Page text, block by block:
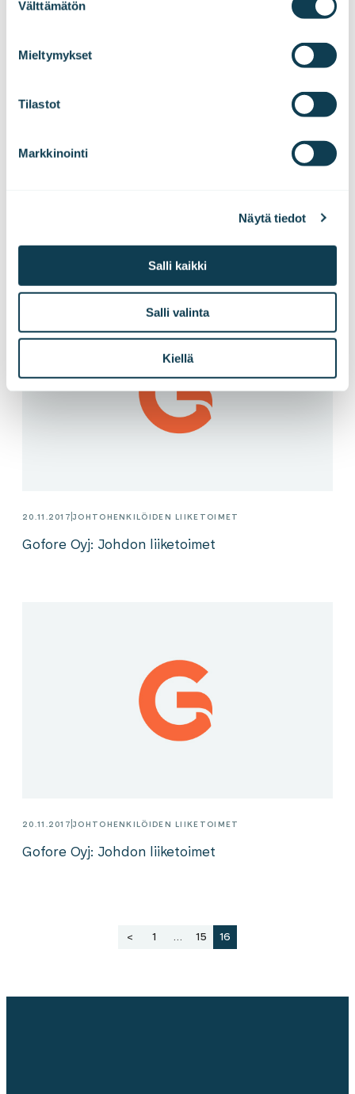
valinta
Välttämätön
Mieltymykset
Tilastot
Markkinointi
Näytä tiedot
Salli kaikki
Salli valinta
Kiellä
20.11.2017 JOHTOHENKILÖIDEN LIIKETOIMET
Gofore Oyj: Johdon liiketoimet
20.11.2017 JOHTOHENKILÖIDEN LIIKETOIMET
Gofore Oyj: Johdon liiketoimet
< 1 … 15 16